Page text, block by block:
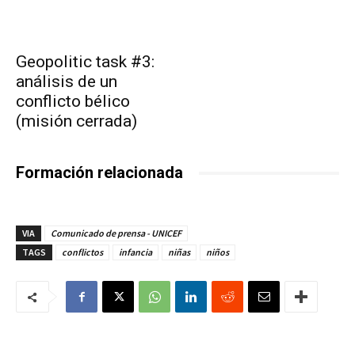
Geopolitic task #3:
análisis de un
conflicto bélico
(misión cerrada)
Formación relacionada
VIA
Comunicado de prensa - UNICEF
TAGS
conflictos infancia niñas niños